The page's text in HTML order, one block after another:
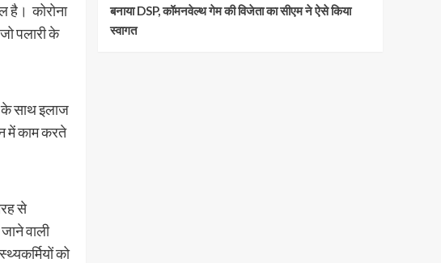
है। कोरोना
पलारी के
के साथ इलाज
में काम करते
से
वाली
को
बनाया DSP, कॉमनवेल्थ गेम की विजेता का सीएम ने ऐसे किया
स्वागत